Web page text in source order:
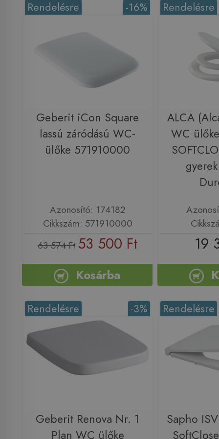
-16%
Rendelésre
Geberit iCon Square
lassú záródású WC-
ülőke 571910000
Azonosító: 174182
Cikkszám: 571910000
63 574 Ft 53 500 Ft
Kosárba
Rendelésre
ALCA
WC
19
-3%
Rendelésre
Geberit Renova Nr. 1
Plan WC ülőke
Rendelésre
Sapho